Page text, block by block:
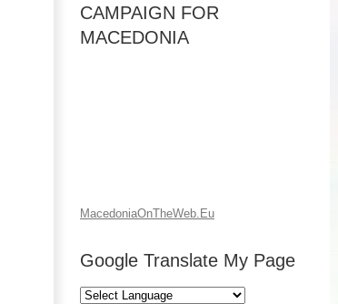
CAMPAIGN FOR
MACEDONIA
MacedoniaOnTheWeb.Eu
Google Translate My Page